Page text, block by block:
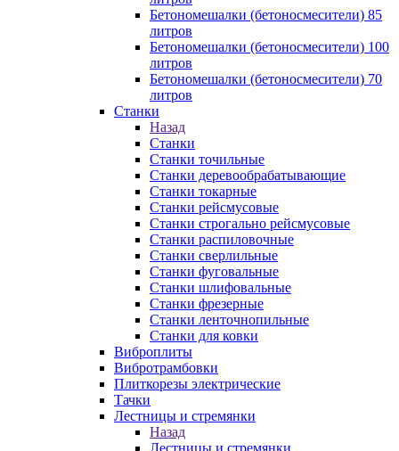
Бетономешалки (бетоносмесители) 85
литров
Бетономешалки (бетоносмесители) 100
литров
Бетономешалки (бетоносмесители) 70
литров
Станки
Назад
Станки
Станки точильные
Станки деревообрабатывающие
Станки токарные
Станки рейсмусовые
Станки строгально рейсмусовые
Станки распиловочные
Станки сверлильные
Станки фуговальные
Станки шлифовальные
Станки фрезерные
Станки ленточнопильные
Станки для ковки
Виброплиты
Вибротрамбовки
Плиткорезы электрические
Тачки
Лестницы и стремянки
Назад
Лестницы и стремянки